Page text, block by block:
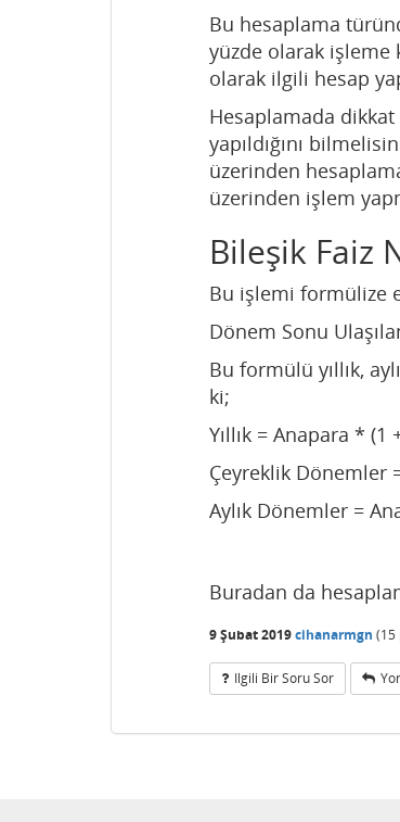
Bu hesaplama
yüzde olarak işleme
olarak ilgili hesap
Hesaplamada
yapıldığını
üzerinden
üzerinden işlem
Bileşik Faiz
Bu işlemi formülize
Dönem Sonu
Bu formülü yıllık,
ki;
Yıllık = Anapara * (1
Çeyreklik Dönemler
Aylık Dönemler =
Buradan da
9 Şubat 2019cihanarmgn (15
Ilgili Bir Soru Sor